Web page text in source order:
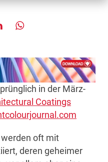
in der März-
Coatings
werden oft mit
deren geheimer